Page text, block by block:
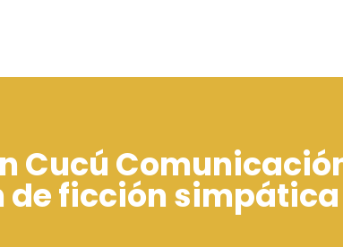
Cucú
de ficción